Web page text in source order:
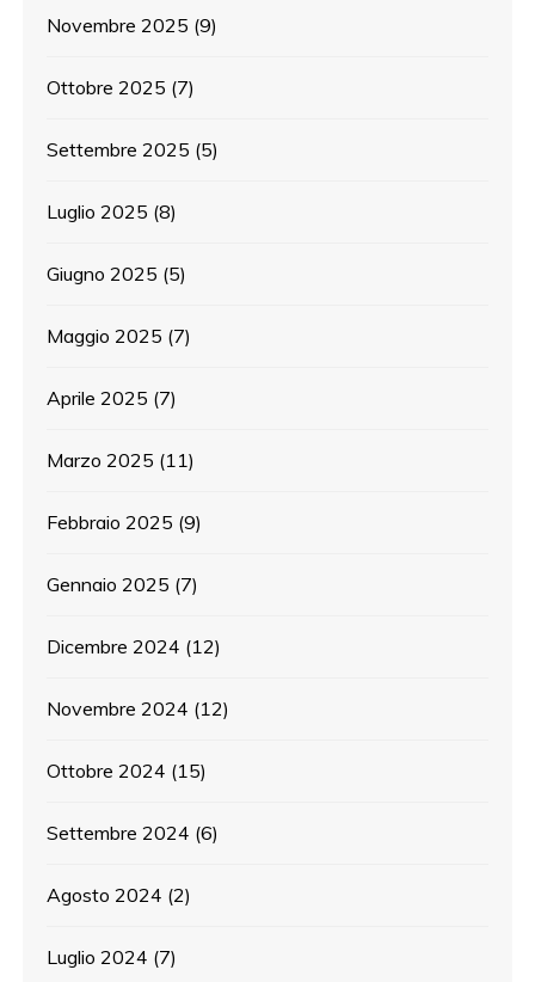
Novembre 2025 (9)
Ottobre 2025 (7)
Settembre 2025 (5)
Luglio 2025 (8)
Giugno 2025 (5)
Maggio 2025 (7)
Aprile 2025 (7)
Marzo 2025 (11)
Febbraio 2025 (9)
Gennaio 2025 (7)
Dicembre 2024 (12)
Novembre 2024 (12)
Ottobre 2024 (15)
Settembre 2024 (6)
Agosto 2024 (2)
Luglio 2024 (7)